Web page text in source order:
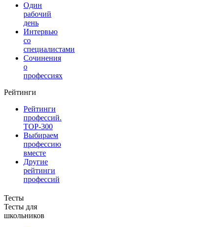
Один
рабочий
день
Интервью
со
специалистами
Сочинения
о
профессиях
Рейтинги
Рейтинги
профессий.
TOP-300
Выбираем
профессию
вместе
Другие
рейтинги
профессий
Тесты
Тесты для
школьников